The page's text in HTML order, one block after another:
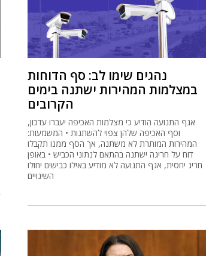
נהגים שימו לב: סף הדוחות
במצלמות המהירות ישתנה בימים
הקרובים
אגף התנועה הודיע כי מצלמות האכיפה יעברו עדכון,
וסף האכיפה שלהן צפוי להשתנות • המשמעות:
המהירות המותרת לא משתנה, אך הסף ממנו תקבלו
דוח על חריגה ישתנה בהתאם לנתוני הכביש • באופן
חריג יחסית, אגף התנועה לא מודיע באילו כבישים יחולו
השינויים